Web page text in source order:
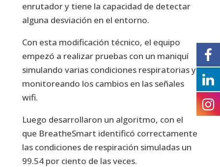
enrutador y tiene la capacidad de detectar
alguna desviación en el entorno.
Con esta modificación técnico, el equipo
empezó a realizar pruebas con un maniquí
simulando varias condiciones respiratorias y
monitoreando los cambios en las señales
wifi.
Luego desarrollaron un algoritmo, con el
que BreatheSmart identificó correctamente
las condiciones de respiración simuladas un
99.54 por ciento de las veces.